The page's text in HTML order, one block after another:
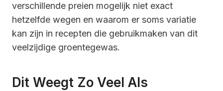
verschillende preien mogelijk niet exact
hetzelfde wegen en waarom er soms variatie
kan zijn in recepten die gebruikmaken van dit
veelzijdige groentegewas.
Dit Weegt Zo Veel Als